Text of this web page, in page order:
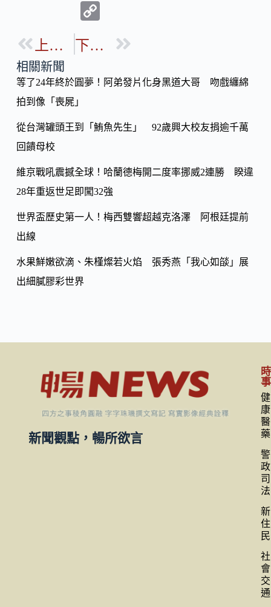
b
o
p
Li
k
上一篇 下一篇
相關新聞
等了24年終於圓夢！阿弟發片化身黑道大哥 吻戲纏綿
拍到像「喪屍」
從台灣罐頭王到「鮪魚先生」 92歲興大校友捐逾千萬
回饋母校
維京戰吼震撼全球！哈蘭德梅開二度率挪威2連勝 睽違
28年重返世足即闖32強
世界盃歷史第一人！梅西雙響超越克洛澤 阿根廷提前
出線
水果鮮嫩欲滴、朱槿燦若火焰 張秀燕「我心如燄」展
出細膩膠彩世界
新聞觀點，暢所欲言
時
事
健
康
醫
藥
警
政
司
法
新
住
民
社
會
交
通